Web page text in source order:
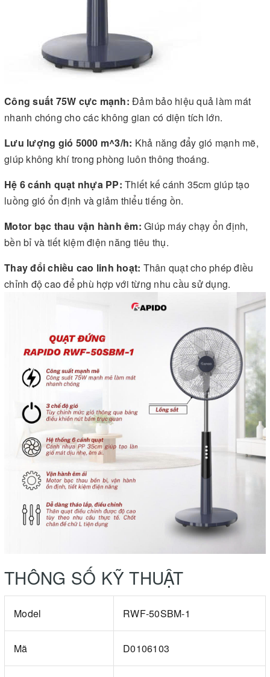
Công suất 75W cực mạnh: Đảm bảo hiệu quả làm mát
nhanh chóng cho các không gian có diện tích lớn.
Lưu lượng gió 5000 m^3/h: Khả năng đẩy gió mạnh mẽ,
giúp không khí trong phòng luôn thông thoáng.
Hệ 6 cánh quạt nhựa PP: Thiết kế cánh 35cm giúp tạo
luồng gió ổn định và giảm thiểu tiếng ồn.
Motor bạc thau vận hành êm: Giúp máy chạy ổn định,
bền bỉ và tiết kiệm điện năng tiêu thụ.
Thay đổi chiều cao linh hoạt: Thân quạt cho phép điều
chỉnh độ cao để phù hợp với từng nhu cầu sử dụng.
THÔNG SỐ KỸ THUẬT
Model RWF-50SBM-1
Mã D0106103